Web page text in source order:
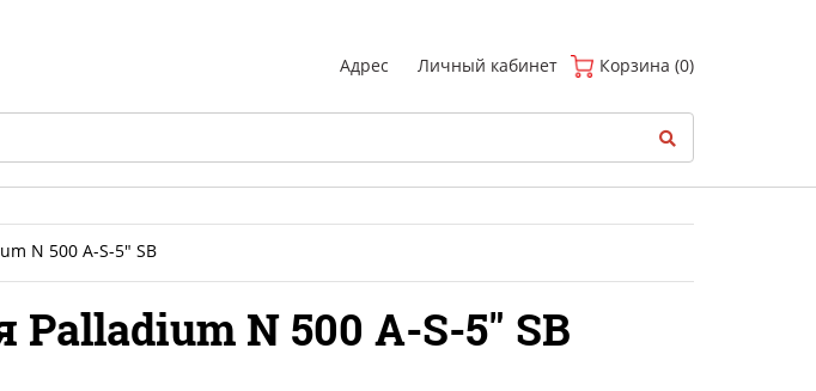
Адрес Личный кабинет Корзина (0)
N 500 A-S-5" SB
N 500 A-S-5" SB